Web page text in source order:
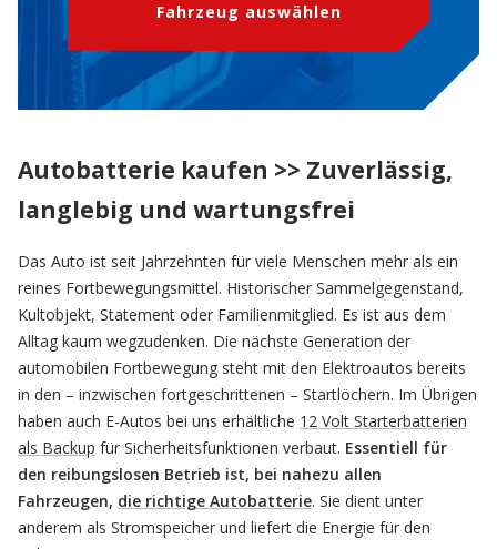
Fahrzeug auswählen
Autobatterie kaufen >> Zuverlässig,
langlebig und wartungsfrei
Das Auto ist seit Jahrzehnten für viele Menschen mehr als ein
reines Fortbewegungsmittel. Historischer Sammelgegenstand,
Kultobjekt, Statement oder Familienmitglied. Es ist aus dem
Alltag kaum wegzudenken. Die nächste Generation der
automobilen Fortbewegung steht mit den Elektroautos bereits
in den – inzwischen fortgeschrittenen – Startlöchern. Im Übrigen
haben auch E-Autos bei uns erhältliche 12 Volt Starterbatterien
als Backup für Sicherheitsfunktionen verbaut. Essentiell für
den reibungslosen Betrieb ist, bei nahezu allen
Fahrzeugen, die richtige Autobatterie. Sie dient unter
anderem als Stromspeicher und liefert die Energie für den